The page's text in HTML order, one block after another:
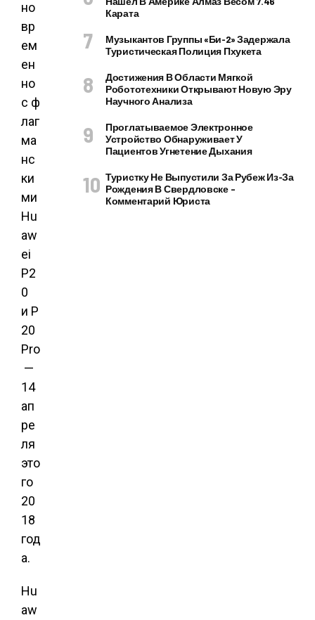
но
вр
ем
ен
но
с ф
лаг
ма
нс
ки
ми
Hu
aw
ei
P2
0
и P
20
Pro
—
14
ап
ре
ля
это
го
20
18
год
а.
Hu
aw
Карата
Музыкантов Группы «Би-2» Задержала
Туристическая Полиция Пхукета
Достижения В Области Мягкой
Робототехники Открывают Новую Эру
Научного Анализа
Проглатываемое Электронное
Устройство Обнаруживает У
Пациентов Угнетение Дыхания
Туристку Не Выпустили За Рубеж Из-За
Рождения В Свердловске –
Комментарий Юриста